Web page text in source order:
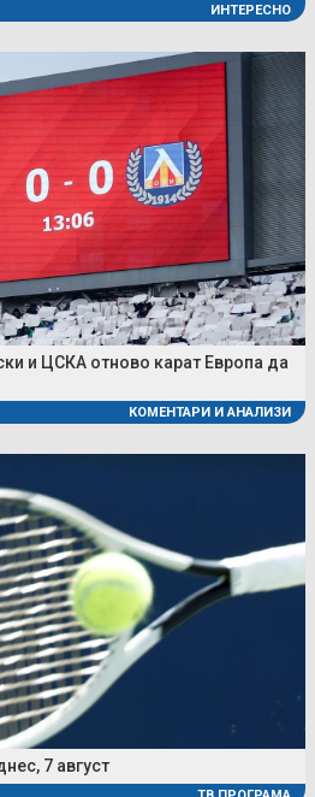
ИНТЕРЕСНО
и ЦСКА отново карат Европа да
КОМЕНТАРИ И АНАЛИЗИ
7 август